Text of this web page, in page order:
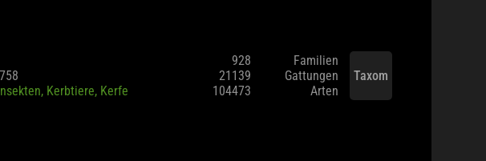
Kerbtiere, Kerfe
928
21139
104473
Familien
Gattungen
Arten
Taxom